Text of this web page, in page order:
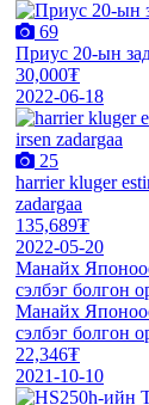
69
Приус 20-ын
30,000₮
2022-06-18
25
harrier kluger
zadargaa
135,689₮
2022-05-20
Манайх
сэлбэг болгон
Манайх
сэлбэг болгон
22,346₮
2021-10-10